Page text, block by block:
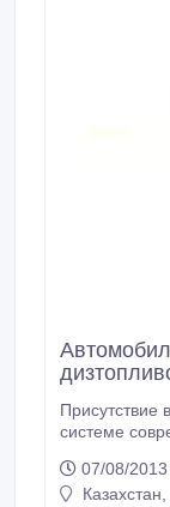
Присутствие
системе
Добавки Roil
дизельное
07/08/2013